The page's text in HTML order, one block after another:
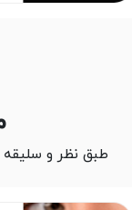
طبق نظر و سلیقه